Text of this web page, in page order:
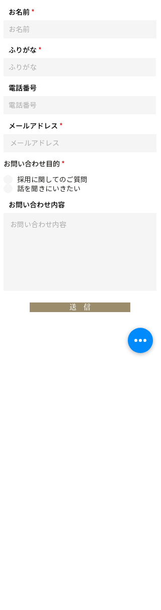
お名前
ふりがな
電話番号
メールアドレス
お問い合わせ目的 *
採用に関してのご質問
話を聞きにいきたい
お問い合わせ内容
送 信